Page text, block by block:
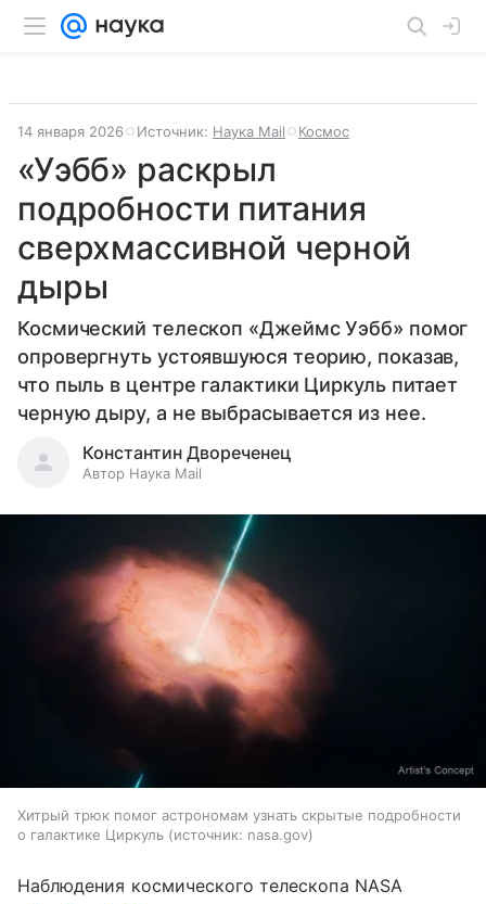
14 января 2026 Источник: Наука Mail Космос
«Уэбб» раскрыл
подробности питания
сверхмассивной черной
дыры
​​​​​​​Космический телескоп «Джеймс Уэбб» помог
опровергнуть устоявшуюся теорию, показав,
что пыль в центре галактики Циркуль питает
черную дыру, а не выбрасывается из нее.
Константин Двореченец
Автор Наука Mail
Хитрый трюк помог астрономам узнать скрытые подробности
о галактике Циркуль
источник: nasa.gov
Наблюдения космического телескопа NASA